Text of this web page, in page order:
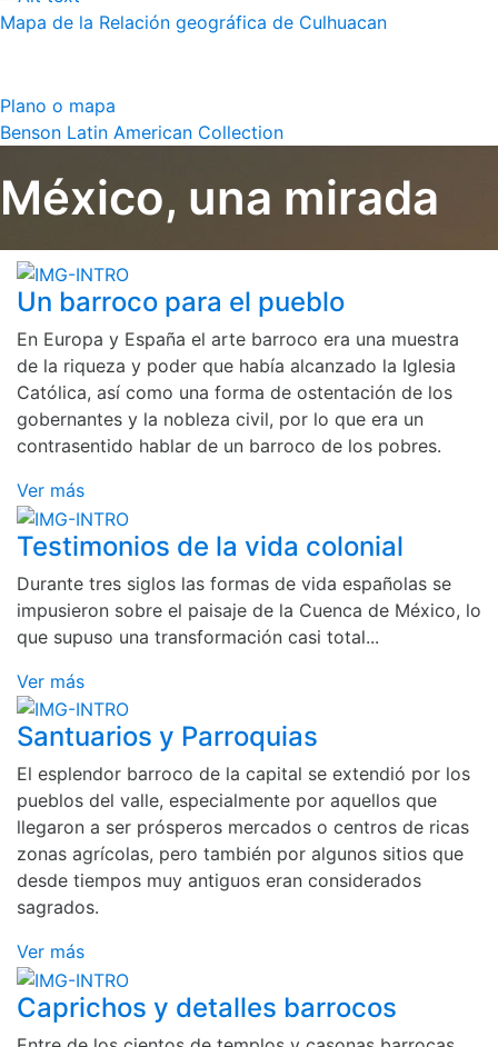
Mapa de la Relación geográfica de Culhuacan
Plano o mapa
Benson Latin American Collection
México, una mirada
Un barroco para el pueblo
En Europa y España el arte barroco era una muestra
de la riqueza y poder que había alcanzado la Iglesia
Católica, así como una forma de ostentación de los
gobernantes y la nobleza civil, por lo que era un
contrasentido hablar de un barroco de los pobres.
Ver más
Testimonios de la vida colonial
Durante tres siglos las formas de vida españolas se
impusieron sobre el paisaje de la Cuenca de México, lo
que supuso una transformación casi total...
Ver más
Santuarios y Parroquias
El esplendor barroco de la capital se extendió por los
pueblos del valle, especialmente por aquellos que
llegaron a ser prósperos mercados o centros de ricas
zonas agrícolas, pero también por algunos sitios que
desde tiempos muy antiguos eran considerados
sagrados.
Ver más
Caprichos y detalles barrocos